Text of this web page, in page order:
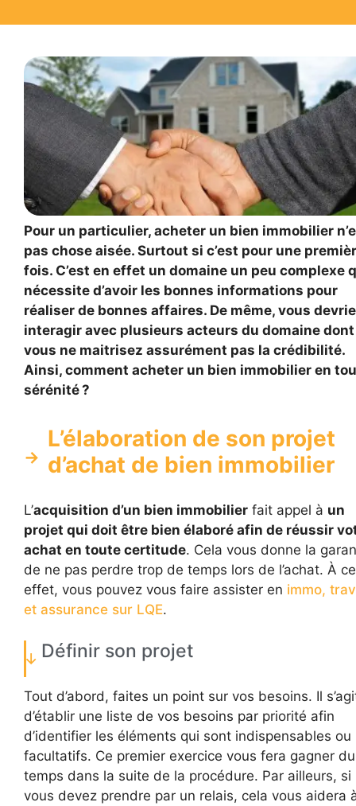
Pour un particulier, acheter un bien immobilier
pas chose aisée. Surtout si c’est pour une
fois. C’est en effet un domaine un peu complexe
nécessite d’avoir les bonnes informations pour
réaliser de bonnes affaires. De même, vous
interagir avec plusieurs acteurs du domaine dont
vous ne maitrisez assurément pas la crédibilité.
Ainsi, comment acheter un bien immobilier en
sérénité ?
L’élaboration de son projet
d’achat de bien immobilier
L’acquisition d’un bien immobilier fait appel à un
projet qui doit être bien élaboré afin de réussir
achat en toute certitude. Cela vous donne la
de ne pas perdre trop de temps lors de l’achat. À
effet, vous pouvez vous faire assister en immo,
et assurance sur LQE.
Définir son projet
Tout d’abord, faites un point sur vos besoins. Il
d’établir une liste de vos besoins par priorité afin
d’identifier les éléments qui sont indispensables ou
facultatifs. Ce premier exercice vous fera gagner du
temps dans la suite de la procédure. Par ailleurs, si
vous devez prendre par un relais, cela vous aidera